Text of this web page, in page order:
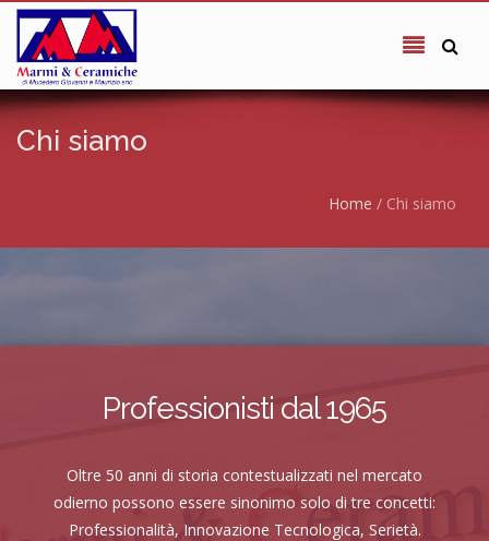
Salta al contenuto principale
Chi siamo
Home / Chi siamo
Professionisti dal 1965
Oltre 50 anni di storia contestualizzati nel mercato
odierno possono essere sinonimo solo di tre concetti:
Professionalità, Innovazione Tecnologica, Serietà.